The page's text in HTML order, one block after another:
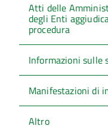
Atti delle
degli Enti
procedura
Informazioni sulle
Manifestazioni di
Altro